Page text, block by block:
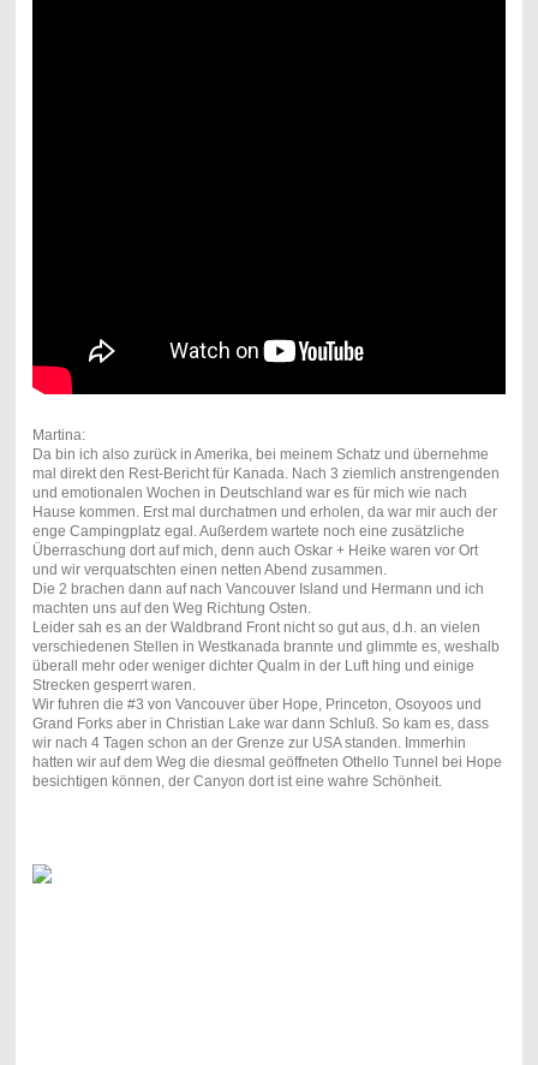
Martina:
Da bin ich also zurück in Amerika, bei meinem Schatz und übernehme
mal direkt den Rest-Bericht für Kanada. Nach 3 ziemlich anstrengenden
und emotionalen Wochen in Deutschland war es für mich wie nach
Hause kommen. Erst mal durchatmen und erholen, da war mir auch der
enge Campingplatz egal. Außerdem wartete noch eine zusätzliche
Überraschung dort auf mich, denn auch Oskar + Heike waren vor Ort
und wir verquatschten einen netten Abend zusammen.
Die 2 brachen dann auf nach Vancouver Island und Hermann und ich
machten uns auf den Weg Richtung Osten.
Leider sah es an der Waldbrand Front nicht so gut aus, d.h. an vielen
verschiedenen Stellen in Westkanada brannte und glimmte es, weshalb
überall mehr oder weniger dichter Qualm in der Luft hing und einige
Strecken gesperrt waren.
Wir fuhren die #3 von Vancouver über Hope, Princeton, Osoyoos und
Grand Forks aber in Christian Lake war dann Schluß. So kam es, dass
wir nach 4 Tagen schon an der Grenze zur USA standen. Immerhin
hatten wir auf dem Weg die diesmal geöffneten Othello Tunnel bei Hope
besichtigen können, der Canyon dort ist eine wahre Schönheit.